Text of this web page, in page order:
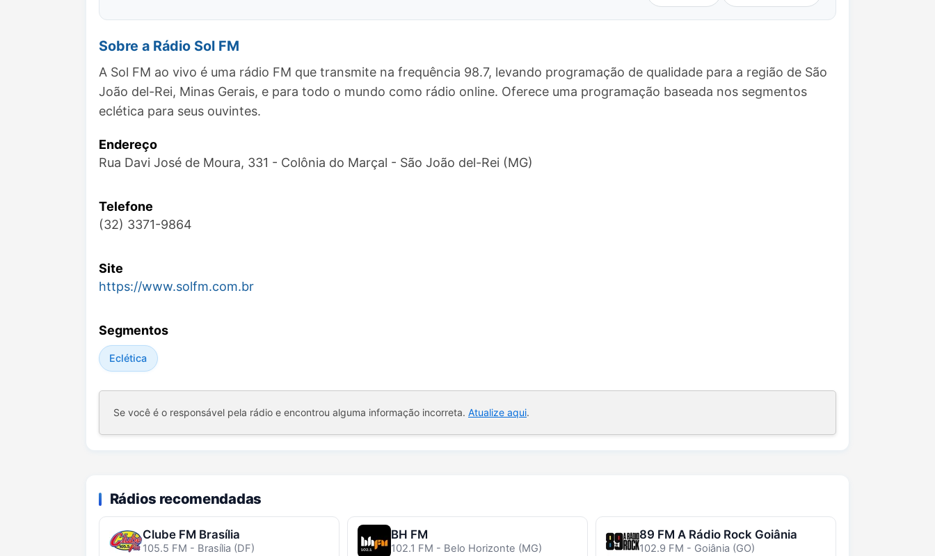
Sobre a Rádio Sol FM
A Sol FM ao vivo é uma rádio FM que transmite na frequência 98.7, levando programação de qualidade para a região de São
João del-Rei, Minas Gerais, e para todo o mundo como rádio online. Oferece uma programação baseada nos segmentos
eclética para seus ouvintes.
Endereço
Rua Davi José de Moura, 331 - Colônia do Marçal - São João del-Rei (MG)
Telefone
(32) 3371-9864
Site
https://www.solfm.com.br
Segmentos
Eclética
Se você é o responsável pela rádio e encontrou alguma informação incorreta. Atualize aqui.
Rádios recomendadas
Clube FM Brasília
105.5 FM - Brasília (DF)
BH FM
102.1 FM - Belo Horizonte (MG)
89 FM A Rádio Rock Goiânia
102.9 FM - Goiânia (GO)